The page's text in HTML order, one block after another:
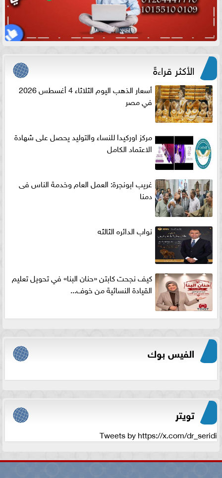
الأكثر قراءةً
أسعار الذهب اليوم الثلاثاء 4 أغسطس 2026
في مصر
مركز اوركيدا للنساء والتوليد يحصل على شهادة
الاعتماد الكامل
غريب ابونجرة: العمل العام وخدمة الناس فى
دمنا
نواب الدائره الثالثه
كيف نجحت كابتن «حنان البنا» في تحويل تعليم
القيادة النسائية من خوف...
الفيس بوك
تويتر
Tweets by https://x.com/dr_seridi